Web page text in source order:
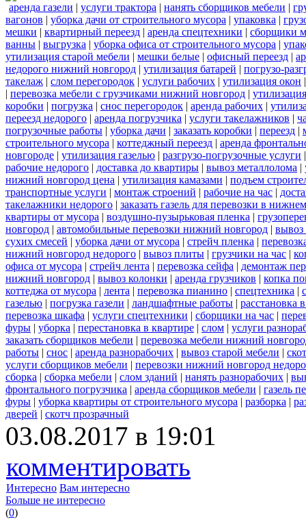
аренда газели | услуги трактора | нанять сборщиков мебели |
вагонов | уборка дачи от строительного мусора | упаковка |
мешки | квартирный переезд | аренда спецтехники | сборщики
ванны | выгрузка | уборка офиса от строительного мусора |
утилизация старой мебели | мешки белые | офисный переезд |
недорого нижний новгород | утилизация батарей | погрузо-
такелаж | слом перегородок | услуги рабочих | утилизация окон
| перевозка мебели с грузчиками нижний новгород |
коробки | погрузка | снос перегородок | аренда рабочих |
переезд недорого | аренда погрузчика | услуги такелажников |
погрузочные работы | уборка дачи | заказать коробки | переезд |
строительного мусора | коттеджный переезд | аренда
новгороде | утилизация газелью | разгрузо-погрузочные услуги
рабочие недорого | доставка до квартиры | вывоз металлолома |
нижний новгород цена | утилизация камазами | подъем
транспортные услуги | монтаж строений | рабочие на час |
такелажники недорого | заказать газель для перевозки в
квартиры от мусора | воздушно-пузырьковая пленка |
новгород | автомобильные перевозки нижний новгород | вывоз
сухих смесей | уборка дачи от мусора | стрейч пленка |
нижний новгород недорого | вывоз плиты | грузчики на час |
офиса от мусора | стрейч лента | перевозка сейфа | демонтаж
нижний новгород | вывоз колонки | аренда грузчиков | копка
коттеджа от мусора | лента | перевозка пианино | спецтехника |
газелью | погрузка газели | ландшафтные работы | расстановка
перевозка шкафа | услуги спецтехники | сборщики на час |
фуры | уборка | перестановка в квартире | слом | услуги
заказать сборщиков мебели | перевозка мебели нижний
работы | снос | аренда разнорабочих | вывоз старой мебели |
услуги сборщиков мебели | перевозки нижний новгород
сборка | сборка мебели | слом зданий | нанять разнорабочих |
фронтального погрузчика | аренда сборщиков мебели | газель
фуры | уборка квартиры от строительного мусора | разборка |
дверей | скотч прозрачный
03.08.2017 в 19:01
комментировать
Интересно Вам интересно
Больше не интересно
(0)